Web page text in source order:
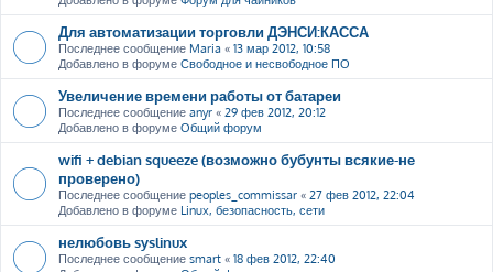
Для автоматизации торговли ДЭНСИ:КАССА
Последнее сообщение Maria « 13 мар 2012, 10:58
Добавлено в форуме Свободное и несвободное ПО
Увеличение времени работы от батареи
Последнее сообщение anyr « 29 фев 2012, 20:12
Добавлено в форуме Общий форум
wifi + debian squeeze (возможно бубунты всякие-не
проверено)
Последнее сообщение peoples_commissar « 27 фев 2012, 22:04
Добавлено в форуме Linux, безопасность, сети
нелюбовь syslinux
Последнее сообщение smart « 18 фев 2012, 22:40